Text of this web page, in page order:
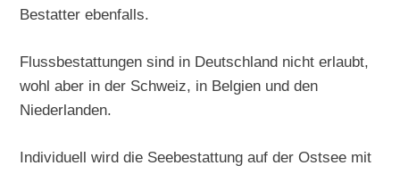
Bestatter ebenfalls.
Flussbestattungen sind in Deutschland nicht erlaubt,
wohl aber in der Schweiz, in Belgien und den
Niederlanden.
Individuell wird die Seebestattung auf der Ostsee mit